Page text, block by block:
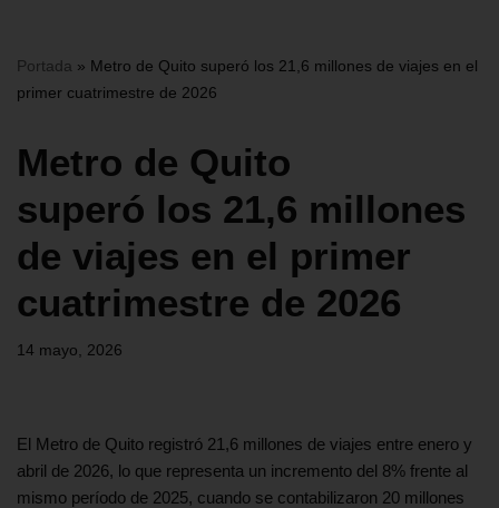
Portada » Metro de Quito superó los 21,6 millones de viajes en el
primer cuatrimestre de 2026
Metro de Quito
superó los 21,6 millones
de viajes en el primer
cuatrimestre de 2026
14 mayo, 2026
El Metro de Quito registró 21,6 millones de viajes entre enero y
abril de 2026, lo que representa un incremento del 8% frente al
mismo período de 2025, cuando se contabilizaron 20 millones